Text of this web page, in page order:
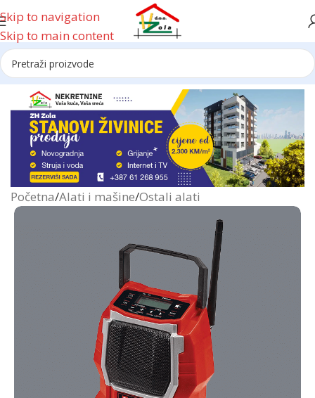
Skip to navigation
Skip to main content
Reklama
Početna/Alati i mašine/Ostali alati